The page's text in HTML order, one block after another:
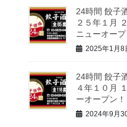
24時間 餃子
２５年１月
ニューオープ
2025年1月8
24時間 餃子
４年１０月
ーオープン！
2024年9月